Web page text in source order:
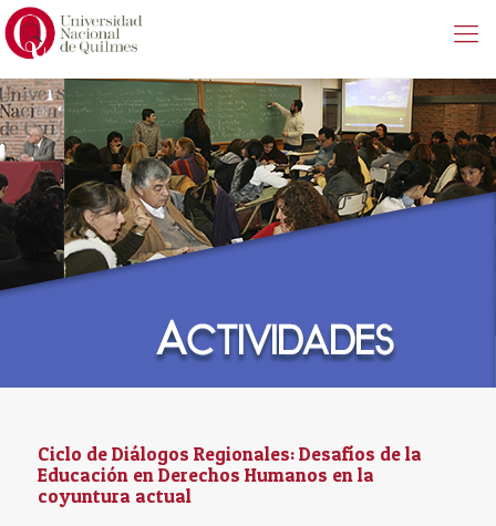
Ciclo de Diálogos Regionales: Desafíos de la
Educación en Derechos Humanos en la
coyuntura actual